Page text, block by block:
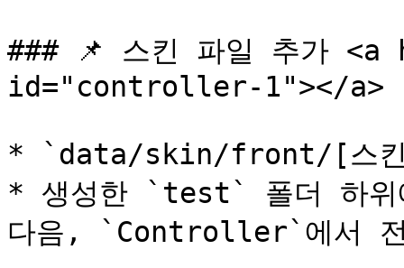
### 📌 스킨 파일 추가
id="controller-1"></a>
* `data/skin/front/[스킨
* 생성한 `test` 폴더 하위
다음, `Controller`에서